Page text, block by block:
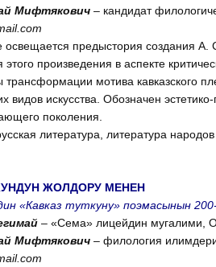
Мифтякович – кандидат
.com
освещается предыстория создания
этого произведения в аспекте
мотива кавказского
видов искусства. Обозначен
поколения.
литература, литература
ЖОЛДОРУ МЕНЕН
«Кавказ туткуну» поэмасынын
– «Сема» лицейдин мугалими,
Мифтякович – филология